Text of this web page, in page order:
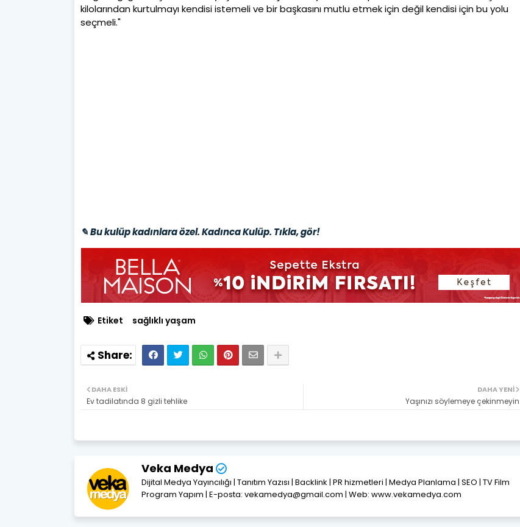
kilolarından kurtulmayı kendisi istemeli ve bir başkasını mutlu etmek için değil kendisi için bu yolu
seçmeli."
✎ Bu kulüp kadınlara özel. Kadınca Kulüp. Tıkla, gör!
Etiket sağlıklı yaşam
DAHA YENI
Yaşınızı söylemeye çekinmeyin
DAHA ESKI
Ev tadilatında 8 gizli tehlike
Veka Medya
Dijital Medya Yayıncılığı | Tanıtım Yazısı | Backlink | PR hizmetleri | Medya Planlama | SEO | TV Film
Program Yapım | E-posta: vekamedya@gmail.com | Web: www.vekamedya.com